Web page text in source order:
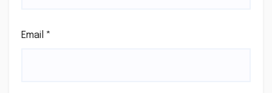
Email *